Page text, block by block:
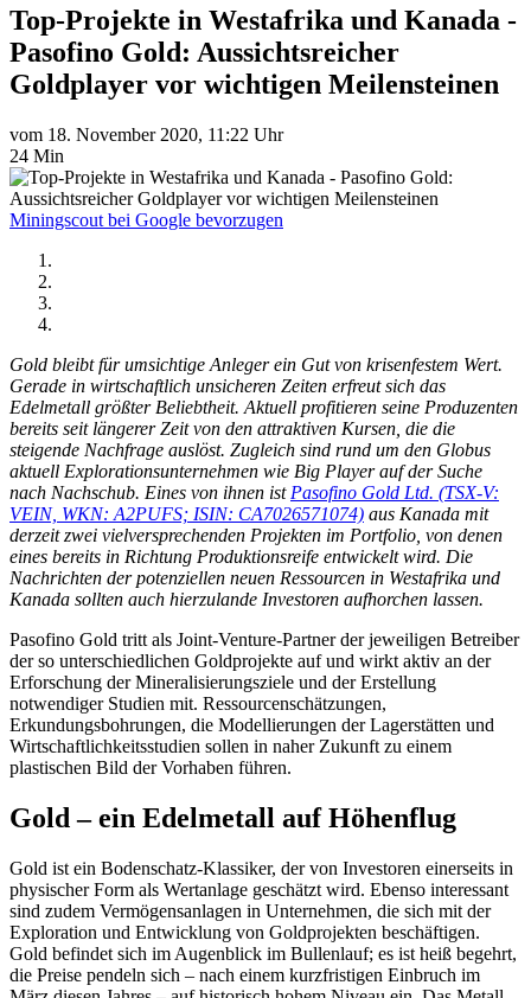
Top-Projekte in Westafrika und Kanada -
Pasofino Gold: Aussichtsreicher
Goldplayer vor wichtigen Meilensteinen
vom 18. November 2020, 11:22 Uhr
24 Min
Miningscout bei Google bevorzugen
Gold bleibt für umsichtige Anleger ein Gut von krisenfestem Wert.
Gerade in wirtschaftlich unsicheren Zeiten erfreut sich das
Edelmetall größter Beliebtheit. Aktuell profitieren seine Produzenten
bereits seit längerer Zeit von den attraktiven Kursen, die die
steigende Nachfrage auslöst. Zugleich sind rund um den Globus
aktuell Explorationsunternehmen wie Big Player auf der Suche
nach Nachschub. Eines von ihnen ist Pasofino Gold Ltd. (TSX-V:
VEIN, WKN: A2PUFS; ISIN: CA7026571074) aus Kanada mit
derzeit zwei vielversprechenden Projekten im Portfolio, von denen
eines bereits in Richtung Produktionsreife entwickelt wird. Die
Nachrichten der potenziellen neuen Ressourcen in Westafrika und
Kanada sollten auch hierzulande Investoren aufhorchen lassen.
Pasofino Gold tritt als Joint-Venture-Partner der jeweiligen Betreiber
der so unterschiedlichen Goldprojekte auf und wirkt aktiv an der
Erforschung der Mineralisierungsziele und der Erstellung
notwendiger Studien mit. Ressourcenschätzungen,
Erkundungsbohrungen, die Modellierungen der Lagerstätten und
Wirtschaftlichkeitsstudien sollen in naher Zukunft zu einem
plastischen Bild der Vorhaben führen.
Gold – ein Edelmetall auf Höhenflug
Gold ist ein Bodenschatz-Klassiker, der von Investoren einerseits in
physischer Form als Wertanlage geschätzt wird. Ebenso interessant
sind zudem Vermögensanlagen in Unternehmen, die sich mit der
Exploration und Entwicklung von Goldprojekten beschäftigen.
Gold befindet sich im Augenblick im Bullenlauf; es ist heiß begehrt,
die Preise pendeln sich – nach einem kurzfristigen Einbruch im